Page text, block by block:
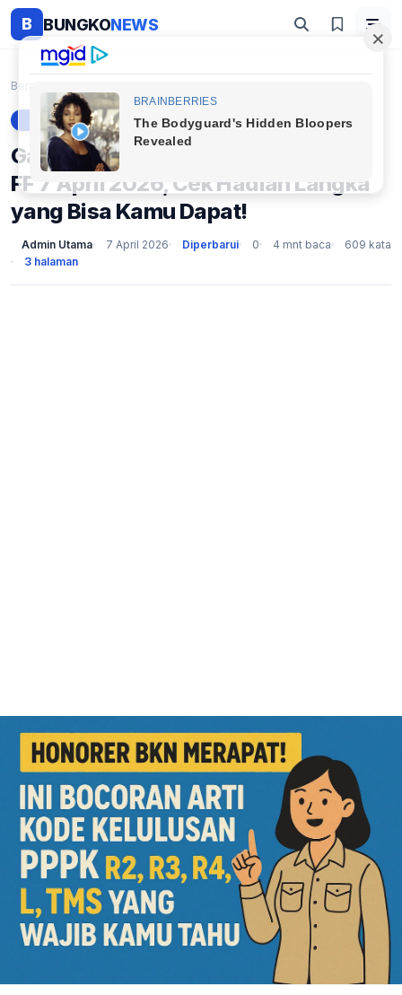
B BUNGKONEWS
Beranda
GAMING
Garena Bagi-Bagi 19 Kode Redeem
FF 7 April 2026, Cek Hadiah Langka
yang Bisa Kamu Dapat!
Admin Utama 7 April 2026 Diperbarui 0 4 mnt baca
609 kata
3 halaman